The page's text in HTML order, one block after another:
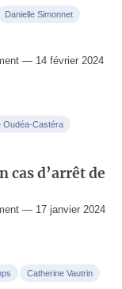
Danielle Simonnet
— 14 février 2024
Oudéa-Castéra
cas d’arrêt de
— 17 janvier 2024
Catherine Vautrin